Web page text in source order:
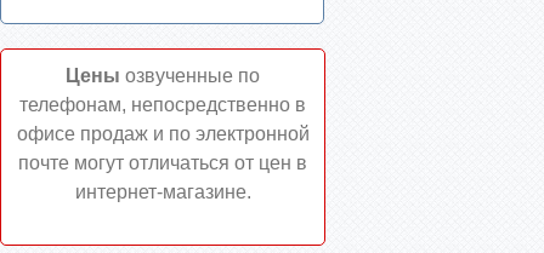
Цены озвученные по
телефонам, непосредственно в
офисе продаж и по электронной
почте могут отличаться от цен в
интернет-магазине.